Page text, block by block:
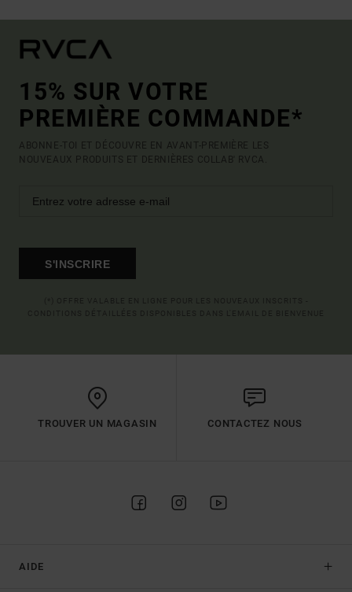
15% SUR VOTRE
PREMIÈRE COMMANDE*
ABONNE-TOI ET DÉCOUVRE EN AVANT-PREMIÈRE LES
NOUVEAUX PRODUITS ET DERNIÈRES COLLAB' RVCA.
S'INSCRIRE
TROUVER UN MAGASIN CONTACTEZ NOUS
AIDE